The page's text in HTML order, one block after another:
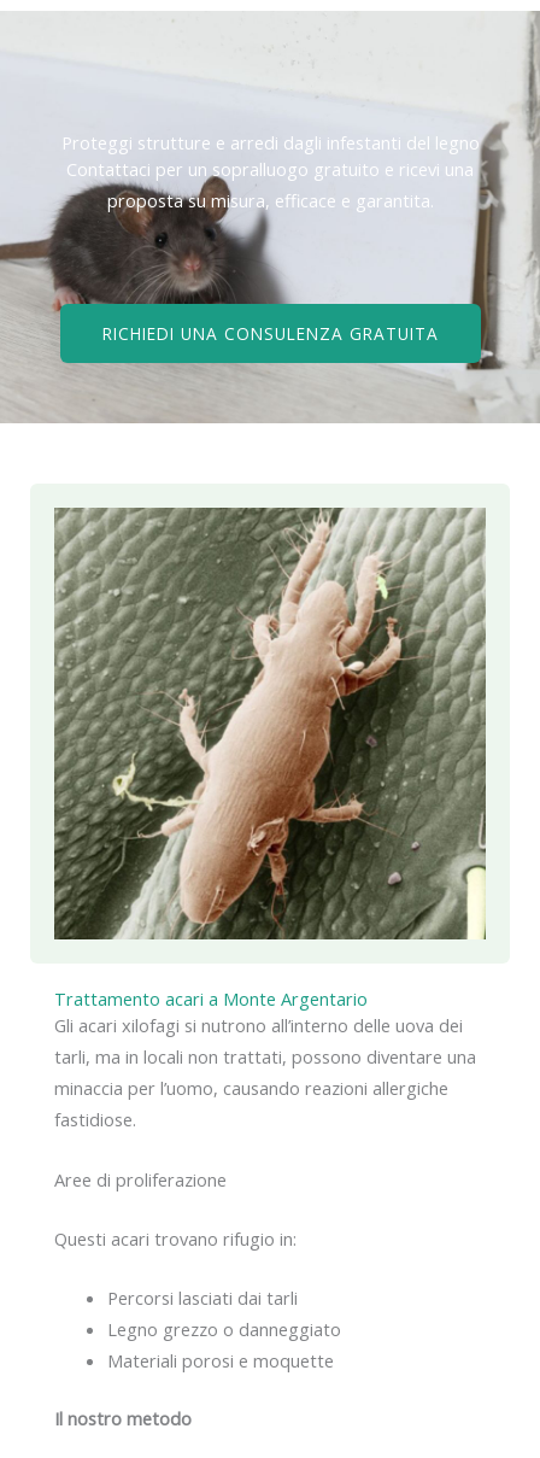
Proteggi strutture e arredi dagli infestanti del legno
Contattaci per un sopralluogo gratuito e ricevi una
proposta su misura, efficace e garantita.
RICHIEDI UNA CONSULENZA GRATUITA
Trattamento acari a Monte Argentario
Gli acari xilofagi si nutrono all’interno delle uova dei
tarli, ma in locali non trattati, possono diventare una
minaccia per l’uomo, causando reazioni allergiche
fastidiose.
Aree di proliferazione
Questi acari trovano rifugio in:
Percorsi lasciati dai tarli
Legno grezzo o danneggiato
Materiali porosi e moquette
Il nostro metodo